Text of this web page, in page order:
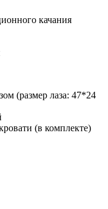
качания
(размер лаза: 47*24
(в комплекте)